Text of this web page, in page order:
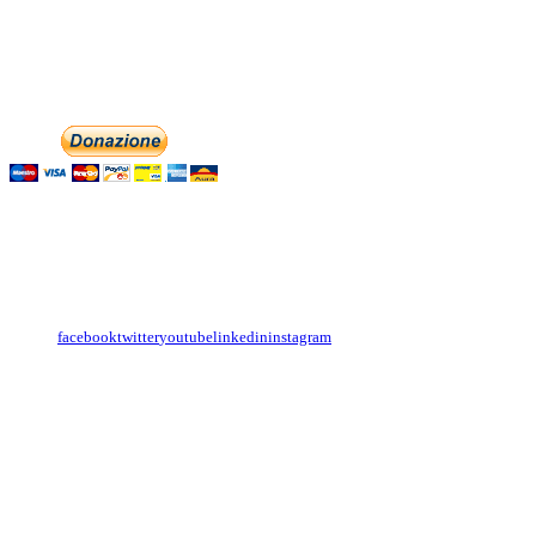
facebooktwitteryoutubelinkedininstagram
English
Italiano